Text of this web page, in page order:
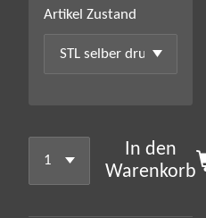
Artikel Zustand
In den
Warenkorb